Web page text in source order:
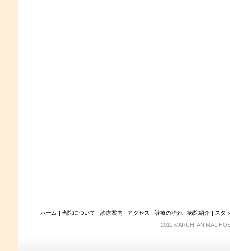
ホーム | 当院について | 診療案内 | アクセス | 診療の流れ| 病院紹介| スタ
2011 ©ARUHI ANIMAL